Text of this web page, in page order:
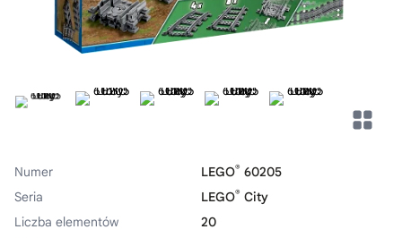
Numer LEGO® 60205
Seria
LEGO® City
Liczba elementów
20